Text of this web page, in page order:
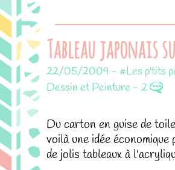
Tableau japonais
22/05/2009 - #Les p'tits
Dessin et Peinture - 2
Du carton en guise de
voilà une idée
de jolis tableaux à